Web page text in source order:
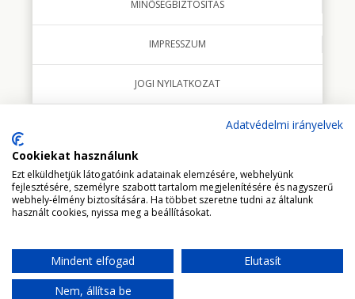
MINŐSÉGBIZTOSÍTÁS
IMPRESSZUM
JOGI NYILATKOZAT
© 2018 minden jog fenntartva Studio Italia Kft.
UGRÁS AZ OLDAL TETEJÉRE
Adatvédelmi irányelvek
Cookiekat használunk
Ezt elküldhetjük látogatóink adatainak elemzésére, webhelyünk
fejlesztésére, személyre szabott tartalom megjelenítésére és nagyszerű
webhely-élmény biztosítására. Ha többet szeretne tudni az általunk
használt cookies, nyissa meg a beállításokat.
Mindent elfogad
Elutasít
Nem, állítsa be